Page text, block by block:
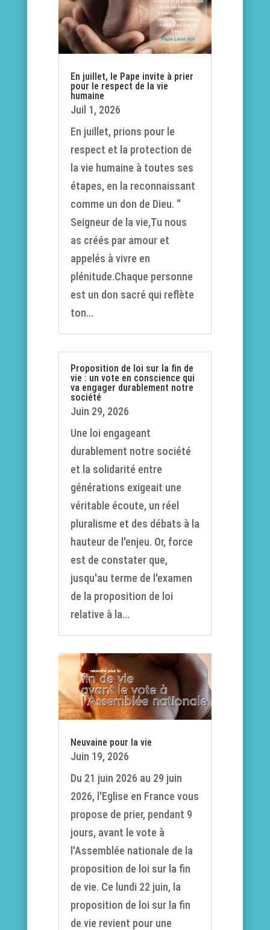
En juillet, le Pape invite à prier
pour le respect de la vie
humaine
Juil 1, 2026
En juillet, prions pour le
respect et la protection de
la vie humaine à toutes ses
étapes, en la reconnaissant
comme un don de Dieu. “
Seigneur de la vie,Tu nous
as créés par amour et
appelés à vivre en
plénitude.Chaque personne
est un don sacré qui reflète
ton...
Proposition de loi sur la fin de
vie : un vote en conscience qui
va engager durablement notre
société
Juin 29, 2026
Une loi engageant
durablement notre société
et la solidarité entre
générations exigeait une
véritable écoute, un réel
pluralisme et des débats à la
hauteur de l'enjeu. Or, force
est de constater que,
jusqu'au terme de l'examen
de la proposition de loi
relative à la...
Neuvaine pour la vie
Juin 19, 2026
Du 21 juin 2026 au 29 juin
2026, l'Eglise en France vous
propose de prier, pendant 9
jours, avant le vote à
l'Assemblée nationale de la
proposition de loi sur la fin
de vie. Ce lundi 22 juin, la
proposition de loi sur la fin
de vie revient pour une